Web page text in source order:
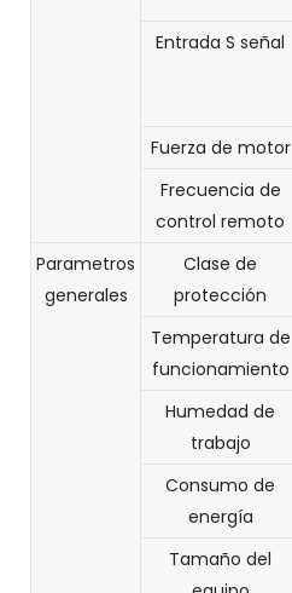
Entrada S señal
Fuerza de motor
Frecuencia de
control remoto
Parametros
generales
Clase de
protección
Temperatura de
funcionamiento
Humedad de
trabajo
Consumo de
energía
Tamaño del